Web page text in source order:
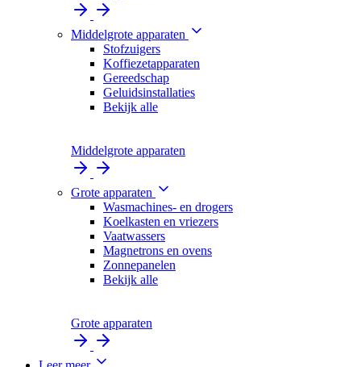
Middelgrote apparaten
Stofzuigers
Koffiezetapparaten
Gereedschap
Geluidsinstallaties
Bekijk alle
Middelgrote apparaten
Grote apparaten
Wasmachines- en drogers
Koelkasten en vriezers
Vaatwassers
Magnetrons en ovens
Zonnepanelen
Bekijk alle
Grote apparaten